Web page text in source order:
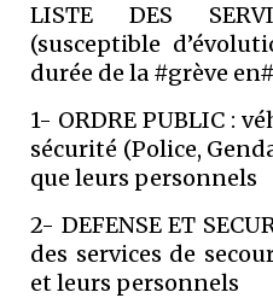
LISTE DES
(susceptible
durée de la #grève
1- ORDRE PUBLIC :
sécurité (Police,
que leurs personnels
2- DEFENSE ET
des services de
et leurs personnels